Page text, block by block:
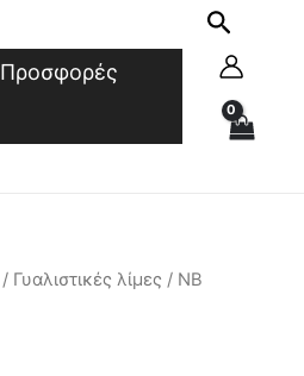
Προσφορές
/ Γυαλιστικές λίμες / NB